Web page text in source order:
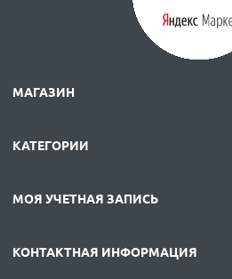
МАГАЗИН
КАТЕГОРИИ
МОЯ УЧЕТНАЯ ЗАПИСЬ
КОНТАКТНАЯ ИНФОРМАЦИЯ